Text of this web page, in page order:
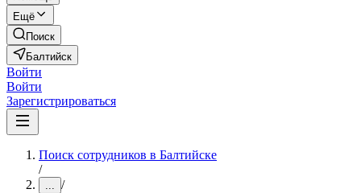
Ещё
Поиск
Балтийск
Войти
Войти
Зарегистрироваться
Поиск сотрудников в Балтийске
/
... /